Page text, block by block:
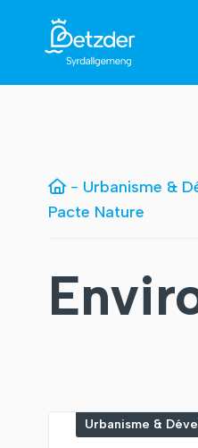
- Urbanisme &
Pacte Nature
Urbanisme &